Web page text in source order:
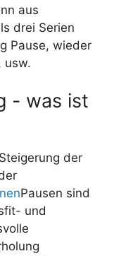
aus
drei Serien
Pause, wieder
usw.
- was ist
der
Pausen sind
und